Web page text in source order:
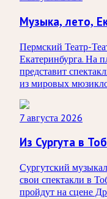
Музыка, лето,
Пермский Театр-
Екатеринбурга. На
представит
из мировых
7 августа 2026
Из Сургута в
Сургутский
свои спектакли в
пройдут на сцене